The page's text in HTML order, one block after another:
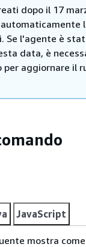
dopo il 17
Se l'agente è
data, è
per aggiornare il
JavaScript
mostra